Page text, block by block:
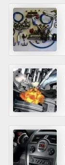
s
B
i
i
c
l
e
t
a
s